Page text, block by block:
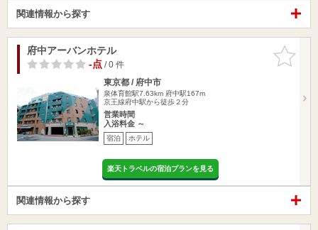
関連情報から探す
お気に入
りに追加
府中アーバンホテル
-点/ 0 件
東京都 / 府中市
泉体育館駅7.63km 府中駅167m
京王線府中駅から徒歩２分
営業時間
入浴料金 ～
宿泊 ホテル
楽天トラベルの宿泊プランを見る
関連情報から探す